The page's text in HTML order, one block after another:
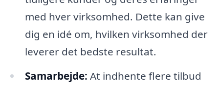
med hver virksomhed. Dette kan give
dig en idé om, hvilken virksomhed der
leverer det bedste resultat.
Samarbejde: At indhente flere tilbud